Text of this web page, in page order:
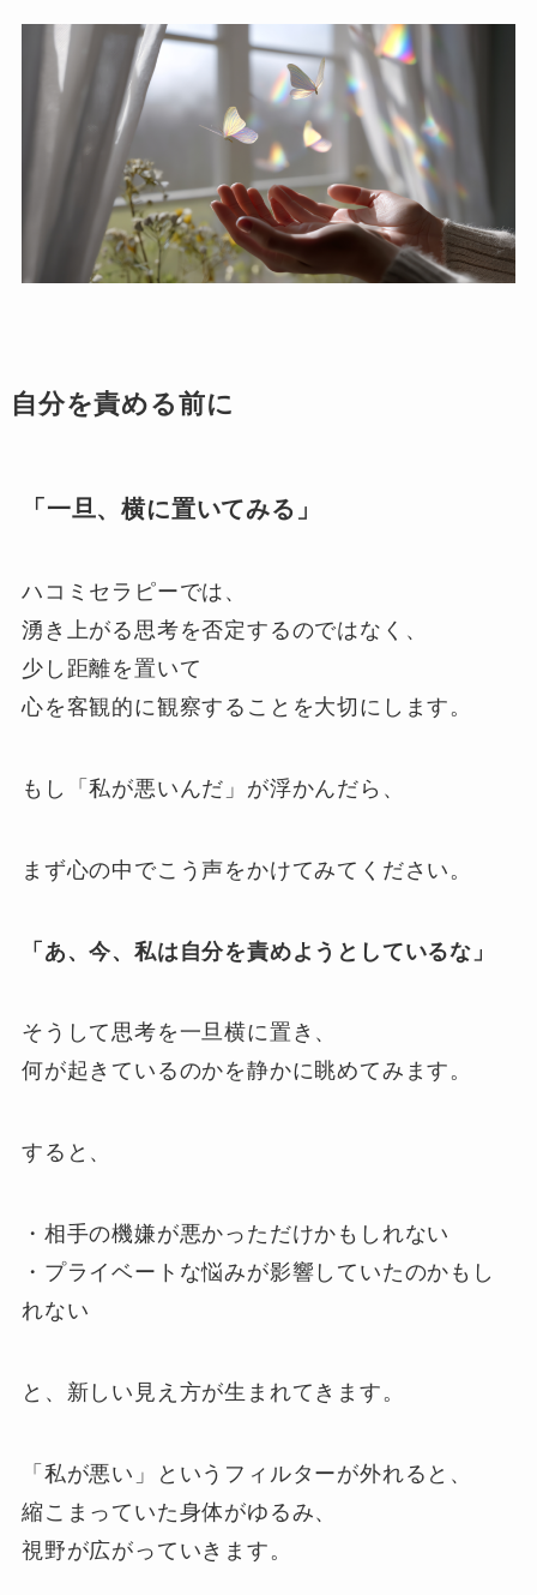
自分を責める前に
「一旦、横に置いてみる」
ハコミセラピーでは、
湧き上がる思考を否定するのではなく、
少し距離を置いて
心を客観的に観察することを大切にします。
もし「私が悪いんだ」が浮かんだら、
まず心の中でこう声をかけてみてください。
「あ、今、私は自分を責めようとしているな」
そうして思考を一旦横に置き、
何が起きているのかを静かに眺めてみます。
すると、
・相手の機嫌が悪かっただけかもしれない
・プライベートな悩みが影響していたのかもし
れない
と、新しい見え方が生まれてきます。
「私が悪い」というフィルターが外れると、
縮こまっていた身体がゆるみ、
視野が広がっていきます。